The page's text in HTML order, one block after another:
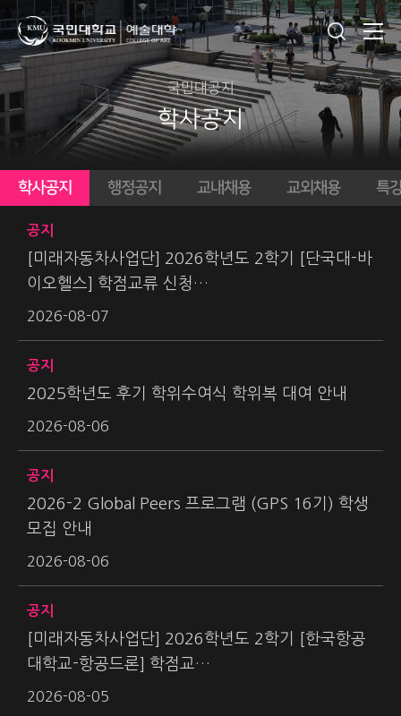
국민대공지
학사공지
학사공지 행정공지 교내채용 교외채용 특
공지
[미래자동차사업단] 2026학년도 2학기 [단국대-바
이오헬스] 학점교류 신청…
2026-08-07
공지
2025학년도 후기 학위수여식 학위복 대여 안내
2026-08-06
공지
2026-2 Global Peers 프로그램 (GPS 16기) 학생
모집 안내
2026-08-06
공지
[미래자동차사업단] 2026학년도 2학기 [한국항공
대학교-항공드론] 학점교…
2026-08-05